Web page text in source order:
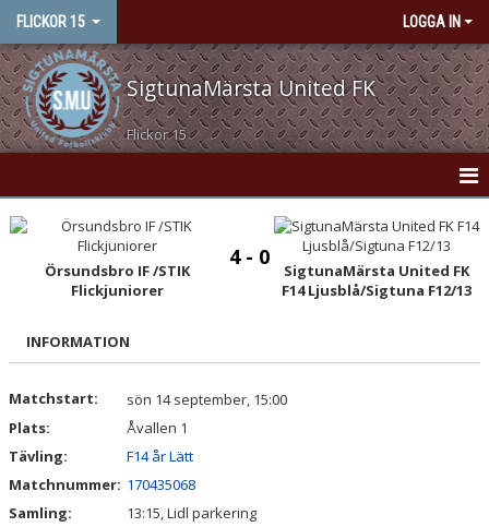
FLICKOR 15 LOGGA IN
SigtunaMärsta United FK
Flickor 15
HEM
NYHETER
KALENDER
MATCHER
TRUPPEN
Örsundsbro IF /STIK
Flickjuniorer
4 - 0
SigtunaMärsta United FK
F14 Ljusblå/Sigtuna F12/13
INFORMATION
Matchstart:
sön 14 september, 15:00
Plats:
Åvallen 1
Tävling:
F14 år Lätt
Matchnummer: 170435068
Samling:
13:15, Lidl parkering